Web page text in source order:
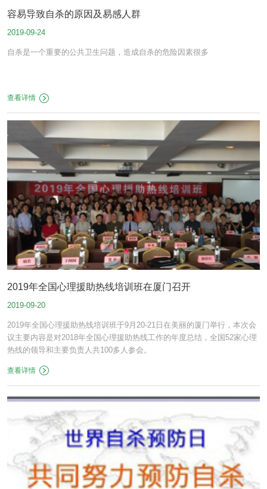
容易导致自杀的原因及易感人群
2019-09-24
自杀是一个重要的公共卫生问题，造成自杀的危险因素很多
查看详情
2019年全国心理援助热线培训班在厦门召开
2019-09-20
2019年全国心理援助热线培训班于9月20-21日在美丽的厦门举行，本次会
议主要内容是对2018年全国心理援助热线工作的年度总结，全国52家心理
热线的领导和主要负责人共100多人参会。
查看详情